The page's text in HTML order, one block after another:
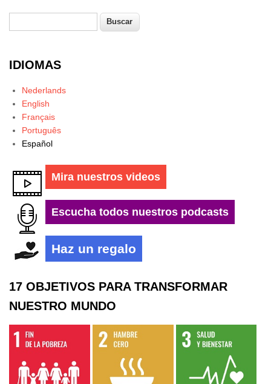
Formulario de búsqueda
IDIOMAS
Nederlands
English
Français
Português
Español
Mira nuestros videos
Escucha todos nuestros podcasts
Haz un regalo
17 OBJETIVOS PARA TRANSFORMAR
NUESTRO MUNDO